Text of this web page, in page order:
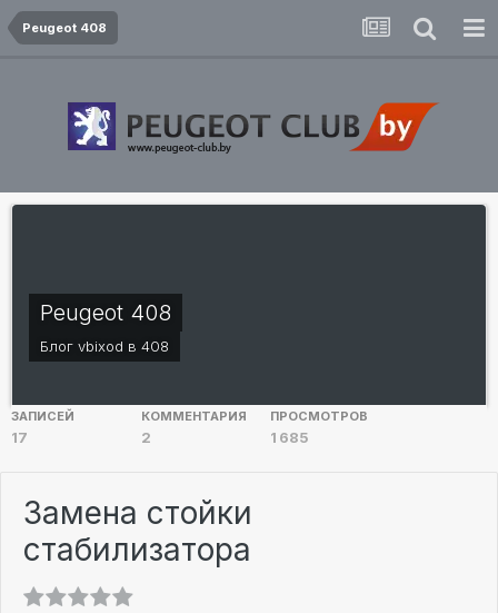
Peugeot 408
Peugeot 408
Блог vbixod в 408
ЗАПИСЕЙ
17
КОММЕНТАРИЯ
2
ПРОСМОТРОВ
1 685
Замена стойки
стабилизатора